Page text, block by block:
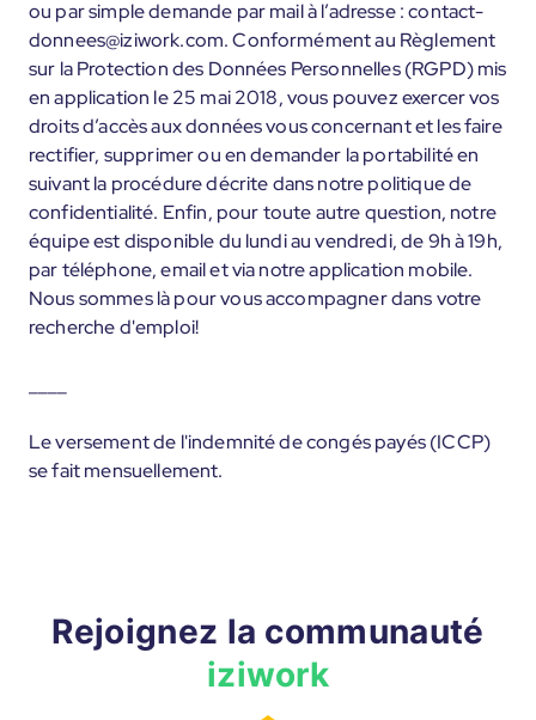
ou par simple demande par mail à l’adresse : contact-
donnees@iziwork.com. Conformément au Règlement
sur la Protection des Données Personnelles (RGPD) mis
en application le 25 mai 2018, vous pouvez exercer vos
droits d’accès aux données vous concernant et les faire
rectifier, supprimer ou en demander la portabilité en
suivant la procédure décrite dans notre politique de
confidentialité. Enfin, pour toute autre question, notre
équipe est disponible du lundi au vendredi, de 9h à 19h,
par téléphone, email et via notre application mobile.
Nous sommes là pour vous accompagner dans votre
recherche d'emploi!
Le versement de l'indemnité de congés payés (ICCP)
se fait mensuellement.
Rejoignez la communauté
iziwork